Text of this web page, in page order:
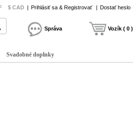
$ CAD | Prihlásiť sa & Registrovať | Dostať heslo
Správa Vozík ( 0 )
Svadobné doplnky